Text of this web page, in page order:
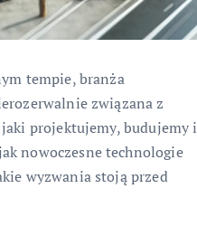
tempie, branża
związana z
projektujemy, budujemy i
nowoczesne technologie
wyzwania stoją przed